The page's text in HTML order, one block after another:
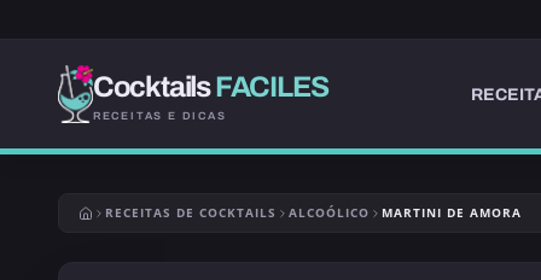
CocktailsFACILES
RECEITAS E DICAS
RECEITAS DE COCKTAILS ALCOÓLICO MARTINI DE AMORA